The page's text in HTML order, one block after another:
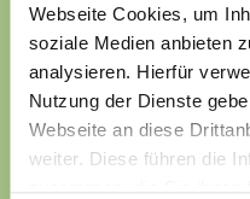
Webseite Cookies, um
soziale Medien anbieten
analysieren. Hierfür
Nutzung der Dienste
Webseite an diese
weiter. Diese führen die
in the convection
a preheated
approx. 13-15
In the oven: Heat
oven (180°C / fan